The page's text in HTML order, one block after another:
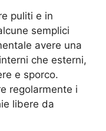
puliti e in
semplici
avere una
che esterni,
e sporco.
regolarmente i
libere da